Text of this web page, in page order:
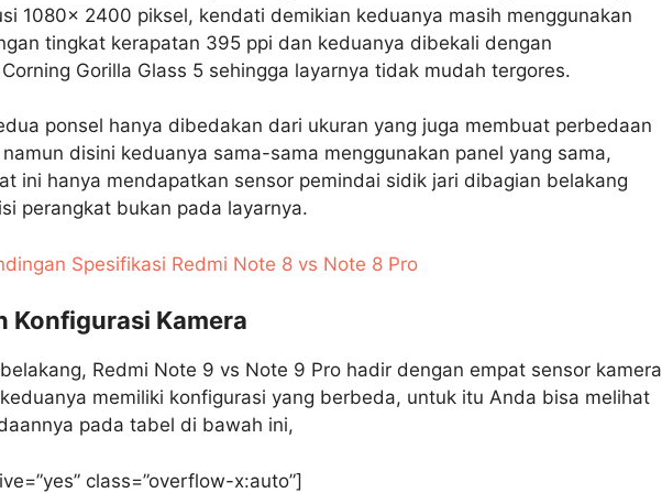
1080x 2400 piksel, kendati demikian keduanya masih menggunakan
tingkat kerapatan 395 ppi dan keduanya dibekali dengan
Gorilla Glass 5 sehingga layarnya tidak mudah tergores.
ponsel hanya dibedakan dari ukuran yang juga membuat perbedaan
disini keduanya sama-sama menggunakan panel yang sama,
ini hanya mendapatkan sensor pemindai sidik jari dibagian belakang
perangkat bukan pada layarnya.
Spesifikasi Redmi Note 8 vs Note 8 Pro
Konfigurasi Kamera
Redmi Note 9 vs Note 9 Pro hadir dengan empat sensor kamera
memiliki konfigurasi yang berbeda, untuk itu Anda bisa melihat
pada tabel di bawah ini,
class=”overflow-x:auto”]